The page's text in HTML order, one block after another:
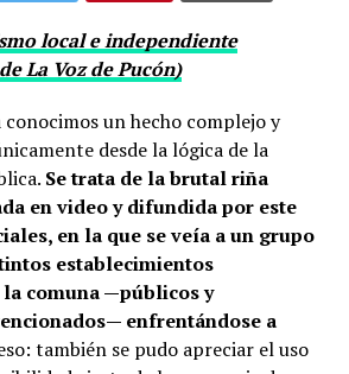
local e independiente
La Voz de Pucón)
un hecho complejo y
desde la lógica de la
Se trata de la brutal riña
en video y difundida por este
en la que se veía a un grupo
establecimientos
comuna —públicos y
enfrentándose a
también se pudo apreciar el uso